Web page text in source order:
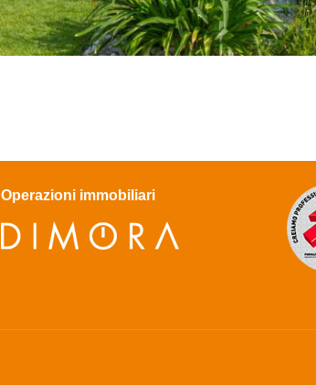
Operazioni immobiliari